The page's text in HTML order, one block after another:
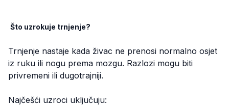
Što uzrokuje trnjenje?
Trnjenje nastaje kada živac ne prenosi normalno osjet
iz ruku ili nogu prema mozgu. Razlozi mogu biti
privremeni ili dugotrajniji.
Najčešći uzroci uključuju: